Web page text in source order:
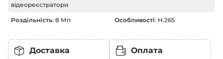
Доставка Оплата
відеореєстратори
Роздільність: 8 Мп Особливості: H.265